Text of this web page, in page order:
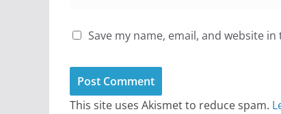
Save my name, email, and website
This site uses Akismet to reduce spam.